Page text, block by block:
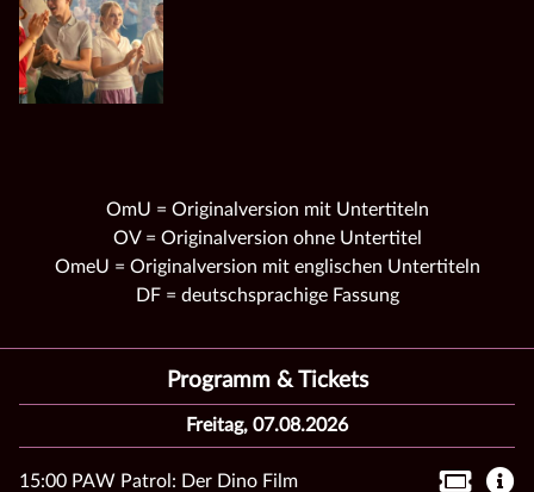
OmU = Originalversion mit Untertiteln
OV = Originalversion ohne Untertitel
OmeU = Originalversion mit englischen Untertiteln
DF = deutschsprachige Fassung
Programm & Tickets
Freitag, 07.08.2026
15:00 PAW Patrol: Der Dino Film